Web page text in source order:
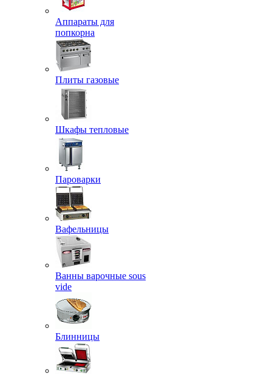
Аппараты для
попкорна
Плиты газовые
Шкафы тепловые
Пароварки
Вафельницы
Ванны варочные sous
vide
Блинницы